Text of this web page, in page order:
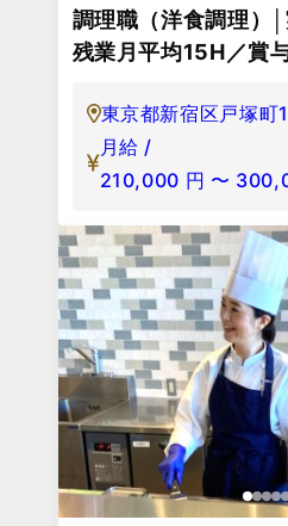
調理職（洋食調理）
残業月平均15H／賞
東京都新宿区戸塚
月給 /
210,000 円 〜